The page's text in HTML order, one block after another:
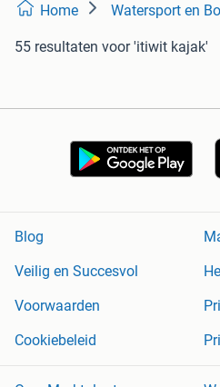
Home Watersport en
55 resultaten voor 'itiwit kajak'
Blog
Veilig en Succesvol
Voorwaarden
Cookiebeleid